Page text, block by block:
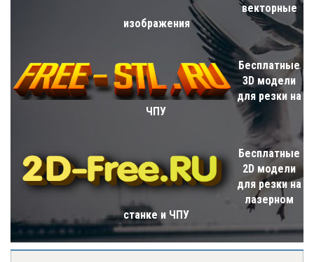
векторные
изображения
Бесплатные
3D модели
для резки на
ЧПУ
Бесплатные
2D модели
для резки на
лазерном
станке и ЧПУ